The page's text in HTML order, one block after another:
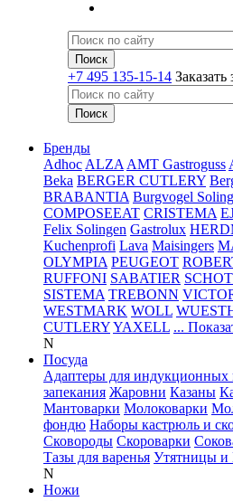
+7 495 135-15-14 Заказать
Бренды
Adhoc ALZA AMT Gastroguss
Beka BERGER CUTLERY
BRABANTIA Burgvogel
COMPOSEEAT CRISTEMA
Felix Solingen Gastrolux
Kuchenprofi Lava Maisingers
OLYMPIA PEUGEOT
RUFFONI SABATIER
SISTEMA TREBONN
WESTMARK WOLL
CUTLERYYAXELL ...
N
Посуда
Адаптеры для индукционных
запекания Жаровни Казаны
Мантоварки Молоковарки
фондю Наборы кастрюль и
Сковороды Скороварки
Тазы для варенья Утятницы и
N
Ножи